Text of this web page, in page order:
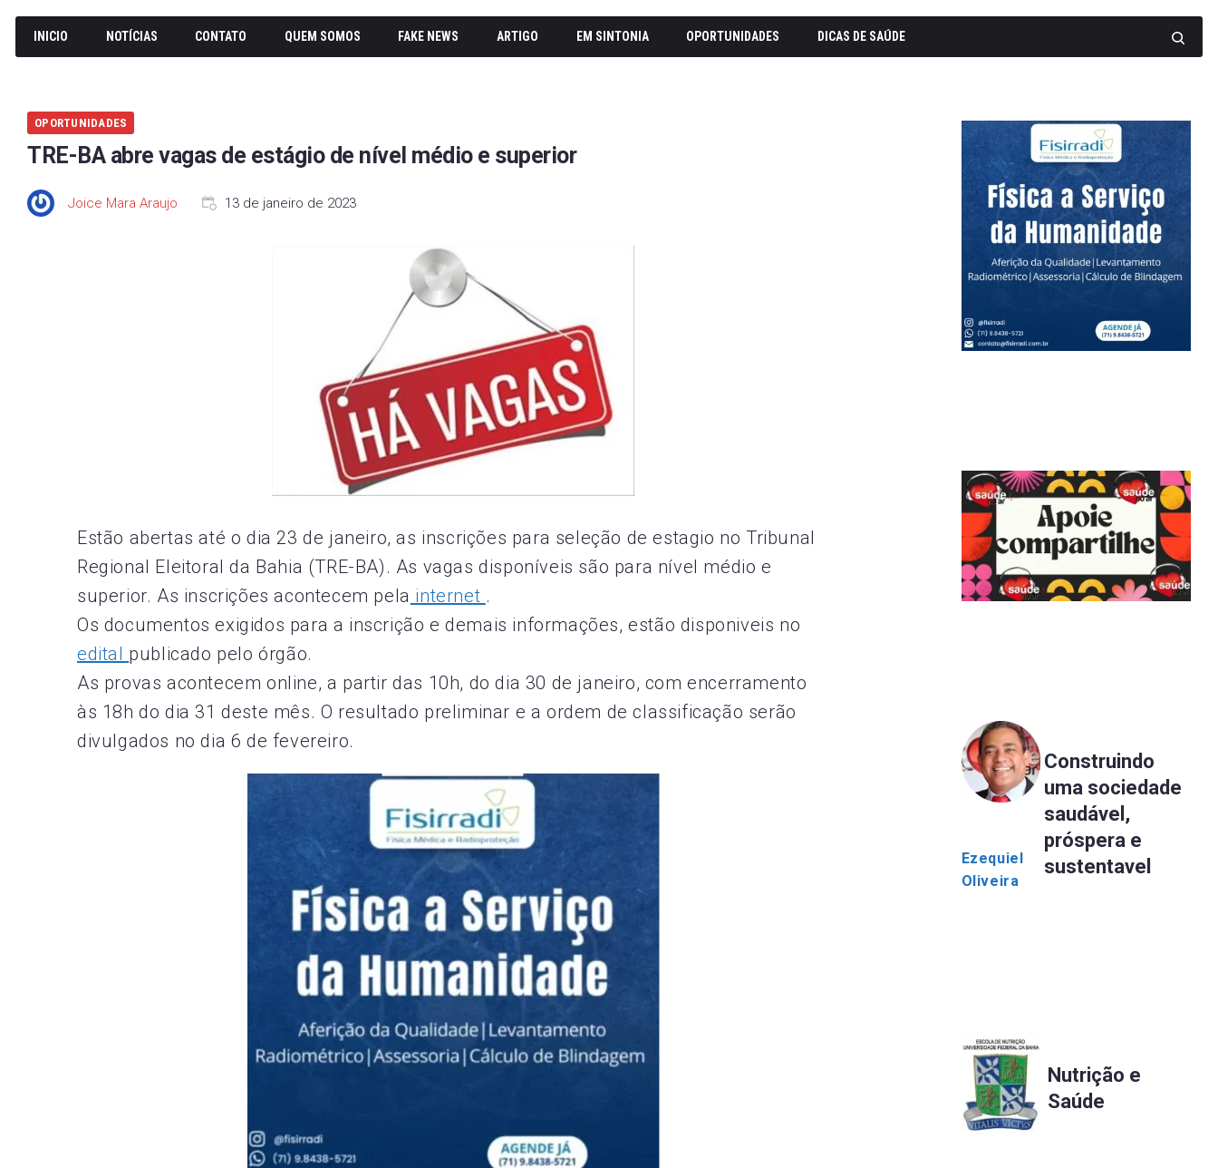
INICIO NOTÍCIAS CONTATO QUEM SOMOS FAKE NEWS ARTIGO EM SINTONIA OPORTUNIDADES DICAS DE SAÚDE
OPORTUNIDADES
TRE-BA abre vagas de estágio de nível médio e superior
Joice Mara Araujo 13 de janeiro de 2023
Estão abertas até o dia 23 de janeiro, as inscrições para seleção de estagio no Tribunal
Regional Eleitoral da Bahia (TRE-BA). As vagas disponíveis são para nível médio e
superior. As inscrições acontecem pela internet .
Os documentos exigidos para a inscrição e demais informações, estão disponiveis no
edital publicado pelo órgão.
As provas acontecem online, a partir das 10h, do dia 30 de janeiro, com encerramento
às 18h do dia 31 deste mês. O resultado preliminar e a ordem de classificação serão
divulgados no dia 6 de fevereiro.
Ezequiel
Oliveira
Construindo
uma sociedade
saudável,
próspera e
sustentavel
Nutrição e
Saúde